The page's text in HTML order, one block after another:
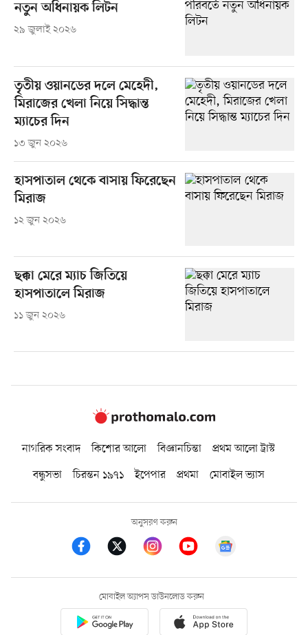
নতুন অধিনায়ক লিটন
২৯ জুলাই ২০২৬
তৃতীয় ওয়ানডের দলে মেহেদী,
মিরাজের খেলা নিয়ে সিদ্ধান্ত
ম্যাচের দিন
১৩ জুন ২০২৬
হাসপাতাল থেকে বাসায় ফিরেছেন
মিরাজ
১২ জুন ২০২৬
ছক্কা মেরে ম্যাচ জিতিয়ে
হাসপাতালে মিরাজ
১১ জুন ২০২৬
নাগরিক সংবাদ কিশোর আলো বিজ্ঞানচিন্তা
প্রথম আলো ট্রাস্ট
বন্ধুসভা
চিরন্তন ১৯৭১ ইপেপার প্রথমা মোবাইল ভ্যাস
অনুসরণ করুন
মোবাইল অ্যাপস ডাউনলোড করুন